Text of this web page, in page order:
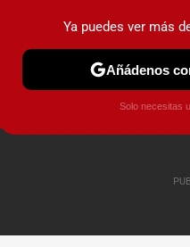
PRUEBAS COCHES
Ya puedes ver más
Añádenos
Solo necesitas